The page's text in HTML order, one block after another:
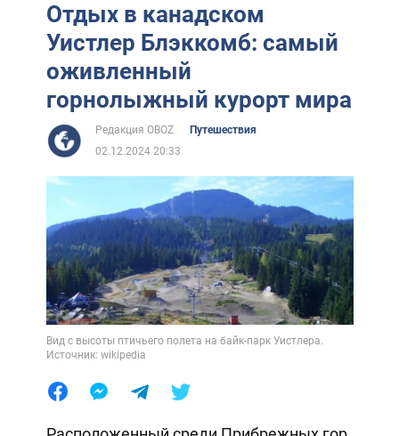
Отдых в канадском
Уистлер Блэккомб: самый
оживленный
горнолыжный курорт мира
Редакция OBOZ
Путешествия
02.12.2024 20:33
Вид с высоты птичьего полета на байк-парк Уистлера.
Источник: wikipedia